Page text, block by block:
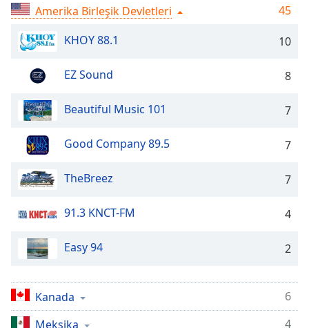
liveLIVE
Remaining
Time-
Playback
Rate
Chapters
Descriptions
descriptions
selected
subtitles
settings,
Amerika Birleşik Devletleri
45
KHOY 88.1
10
EZ Sound 8
Beautiful Music 101 7
Good Company 89.5 7
TheBreez 7
91.3 KNCT-FM 4
Easy 94 2
Kanada
6
Meksika
4